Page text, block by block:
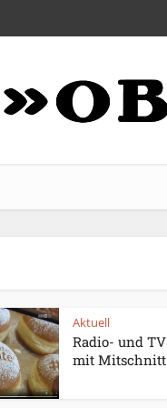
Aktuell
Radio- und
mit